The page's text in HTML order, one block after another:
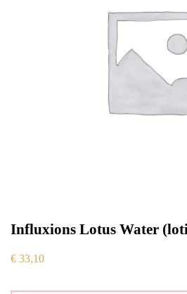
Influxions Lotus Water
€ 33,10